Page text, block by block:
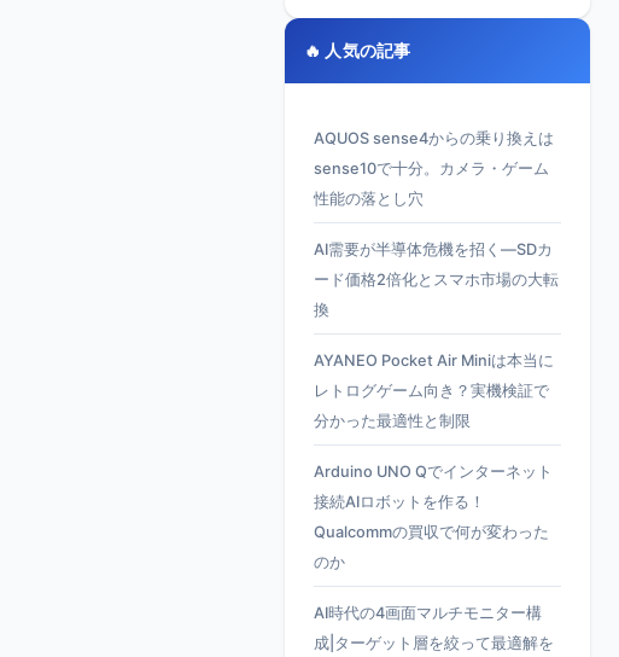
🔥 人気の記事
AQUOS sense4からの乗り換えは
sense10で十分。カメラ・ゲーム
性能の落とし穴
AI需要が半導体危機を招く—SDカ
ード価格2倍化とスマホ市場の大転
換
AYANEO Pocket Air Miniは本当に
レトログゲーム向き？実機検証で
分かった最適性と制限
Arduino UNO Qでインターネット
接続AIロボットを作る！
Qualcommの買収で何が変わった
のか
AI時代の4画面マルチモニター構
成|ターゲット層を絞って最適解を